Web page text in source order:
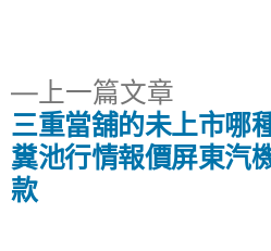
上一篇文章
一
篇
三重當舖的未上市哪
糞池行情報價屏東汽
款